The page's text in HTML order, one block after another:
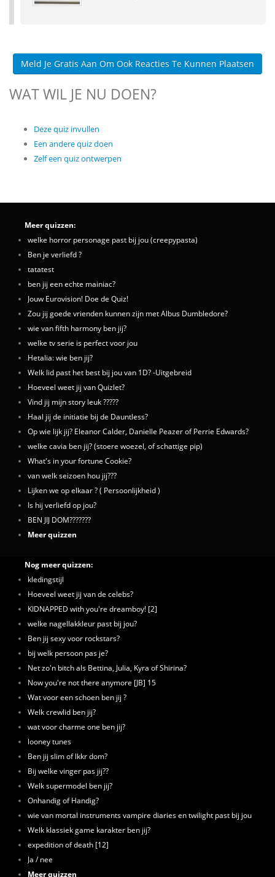
Meld Je Gratis Aan Om Ook Reacties Te Kunnen Plaatsen
WAT WIL JE NU DOEN?
Deze quiz invullen
Een andere quiz doen
Zelf een quiz ontwerpen
Meer quizzen:
welke horror personage past bij jou (creepypasta)
Ben je verliefd ?
tatatest
ben jij een echte mainiac?
Jouw Eurovision! Doe de Quiz!
Zou jij goede vrienden kunnen zijn met Albus Dumbledore?
wie van fifth harmony ben jij?
welke tv serie is perfect voor jou
Hetalia: wie ben jij?
Welk lid past het best bij jou van 1D? -Uitgebreid
Hoeveel weet jij van Quizlet?
Vind jij mijn story leuk ?????
Haal jij de initiatie bij de Dauntless?
Op wie lijk jij? Eleanor Calder, Danielle Peazer of Perrie Edwards?
welke cavia ben jij? (stoere woezel, of schattige pip)
What's in your fortune Cookie?
van welk seizoen hou jij???
Lijken we op elkaar ? ( Persoonlijkheid )
Is hij verliefd op jou?
BEN JIJ DOM???????
Meer quizzen
Nog meer quizzen:
kledingstijl
Hoeveel weet jij van de celebs?
KIDNAPPED with you're dreamboy! [2]
welke nagellakkleur past bij jou?
Ben jij sexy voor rockstars?
bij welk persoon pas je?
Net zo'n bitch als Bettina, Julia, Kyra of Shirina?
Now you're not there anymore [JB] 15
Wat voor een schoen ben jij ?
Welk crewlid ben jij?
wat voor charme one ben jij?
looney tunes
Ben jij slim of lkkr dom?
Bij welke vinger pas jij??
Welk supermodel ben jij?
Onhandig of Handig?
wie van mortal instruments vampire diaries en twilight past bij jou
Welk klassiek game karakter ben jij?
expedition of death [12]
Ja / nee
Meer quizzen